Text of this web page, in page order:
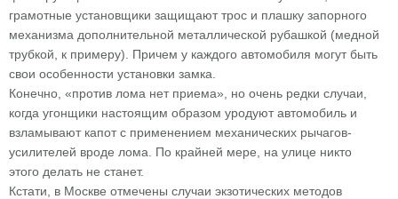
грамотные установщики защищают трос и плашку запорного
механизма дополнительной металлической рубашкой (медной
трубкой, к примеру). Причем у каждого автомобиля могут быть
свои особенности установки замка.
Конечно, «против лома нет приема», но очень редки случаи,
когда угонщики настоящим образом уродуют автомобиль и
взламывают капот с применением механических рычагов-
усилителей вроде лома. По крайней мере, на улице никто
этого делать не станет.
Кстати, в Москве отмечены случаи экзотических методов